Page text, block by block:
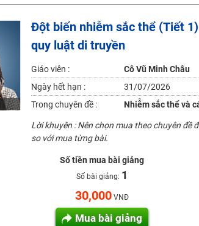
thầy cô giáo giỏi, nổi tiếng
2024 - Ba bước luyện thi TN THPT - ĐH ít nhất 25 điểm
giá 449K - 499K toàn bộ khoá học tại Tuyensinh247 (Từ 16-
Học 1K Chỉ Từ 11-13/09/2024
499K - 399K (13/11-15/11)
lớp 9 Toán - Lý - Hóa - Văn - Anh năm 2018
10 môn Toán, Văn, Hóa, Anh, Lý với giáo viên giỏi và nổi tiếng
Đột biến nhiễm sắc thể (Tiết
quy luật di truyền
Giáo viên :
Cô Vũ Minh Châu
Ngày hết hạn :
31/07/2026
Trong chuyên đề :
Nhiễm sắc thể và
Lời khuyên : Nên chọn mua theo chuyên đề
so với mua từng bài.
Số tiền mua bài giảng
Số bài giảng: 1
30,000VNĐ
Mua bài giảng